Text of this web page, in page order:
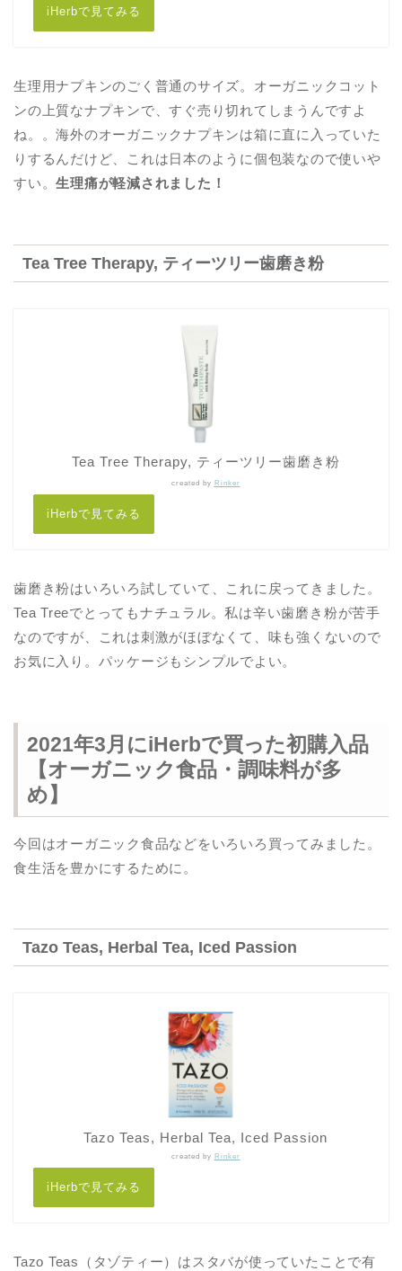
iHerbで見てみる
生理用ナプキンのごく普通のサイズ。オーガニックコット
ンの上質なナプキンで、すぐ売り切れてしまうんですよ
ね。。海外のオーガニックナプキンは箱に直に入っていた
りするんだけど、これは日本のように個包装なので使いや
すい。生理痛が軽減されました！
Tea Tree Therapy, ティーツリー歯磨き粉
Tea Tree Therapy, ティーツリー歯磨き粉
created by Rinker
iHerbで見てみる
歯磨き粉はいろいろ試していて、これに戻ってきました。
Tea Treeでとってもナチュラル。私は辛い歯磨き粉が苦手
なのですが、これは刺激がほぼなくて、味も強くないので
お気に入り。パッケージもシンプルでよい。
2021年3月にiHerbで買った初購入品
【オーガニック食品・調味料が多
め】
今回はオーガニック食品などをいろいろ買ってみました。
食生活を豊かにするために。
Tazo Teas, Herbal Tea, Iced Passion
Tazo Teas, Herbal Tea, Iced Passion
created by Rinker
iHerbで見てみる
Tazo Teas（タゾティー）はスタバが使っていたことで有